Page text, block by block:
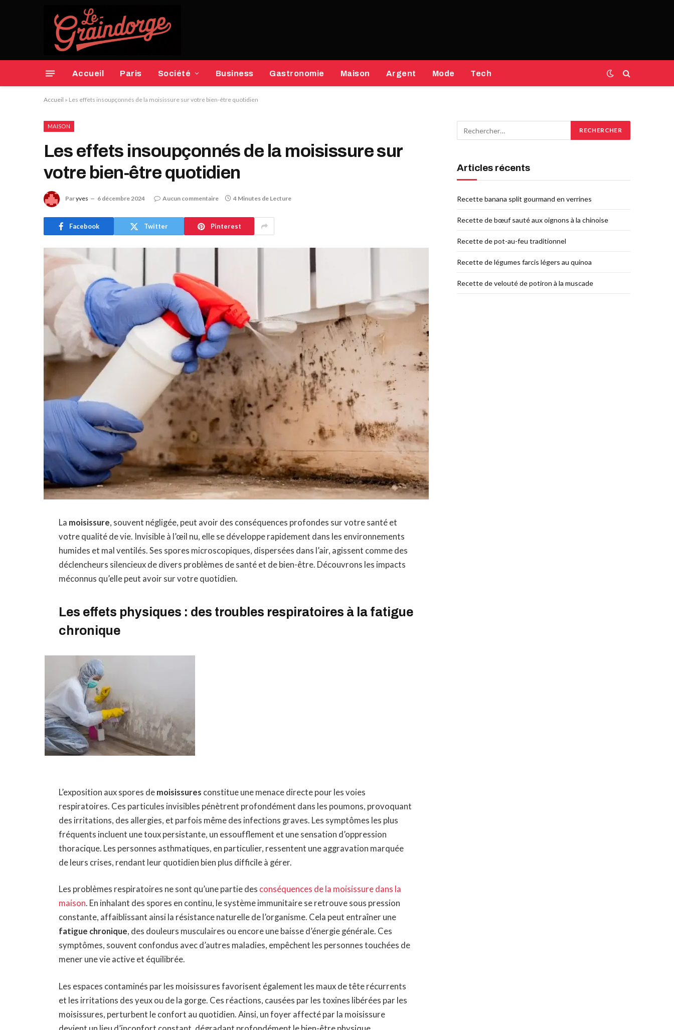
Accueil Paris Société Business Gastronomie Maison Argent Mode Tech
Accueil » Les effets insoupçonnés de la moisissure sur votre bien-être quotidien
MAISON
Les effets insoupçonnés de la moisissure sur
votre bien-être quotidien
Paryves 6 décembre 2024 Aucun commentaire 4 Minutes de Lecture
Facebook Twitter Pinterest
La moisissure, souvent négligée, peut avoir des conséquences profondes sur votre santé et
votre qualité de vie. Invisible à l’œil nu, elle se développe rapidement dans les environnements
humides et mal ventilés. Ses spores microscopiques, dispersées dans l’air, agissent comme des
déclencheurs silencieux de divers problèmes de santé et de bien-être. Découvrons les impacts
méconnus qu’elle peut avoir sur votre quotidien.
Les effets physiques : des troubles respiratoires à la fatigue
chronique
L’exposition aux spores de moisissures constitue une menace directe pour les voies
respiratoires. Ces particules invisibles pénètrent profondément dans les poumons, provoquant
des irritations, des allergies, et parfois même des infections graves. Les symptômes les plus
fréquents incluent une toux persistante, un essoufflement et une sensation d’oppression
thoracique. Les personnes asthmatiques, en particulier, ressentent une aggravation marquée
de leurs crises, rendant leur quotidien bien plus difficile à gérer.
Les problèmes respiratoires ne sont qu’une partie des conséquences de la moisissure dans la
maison. En inhalant des spores en continu, le système immunitaire se retrouve sous pression
constante, affaiblissant ainsi la résistance naturelle de l’organisme. Cela peut entraîner une
fatigue chronique, des douleurs musculaires ou encore une baisse d’énergie générale. Ces
symptômes, souvent confondus avec d’autres maladies, empêchent les personnes touchées de
mener une vie active et équilibrée.
Les espaces contaminés par les moisissures favorisent également les maux de tête récurrents
et les irritations des yeux ou de la gorge. Ces réactions, causées par les toxines libérées par les
moisissures, perturbent le confort au quotidien. Ainsi, un foyer affecté par la moisissure
Articles récents
Recette banana split gourmand en verrines
Recette de bœuf sauté aux oignons à la chinoise
Recette de pot-au-feu traditionnel
Recette de légumes farcis légers au quinoa
Recette de velouté de potiron à la muscade